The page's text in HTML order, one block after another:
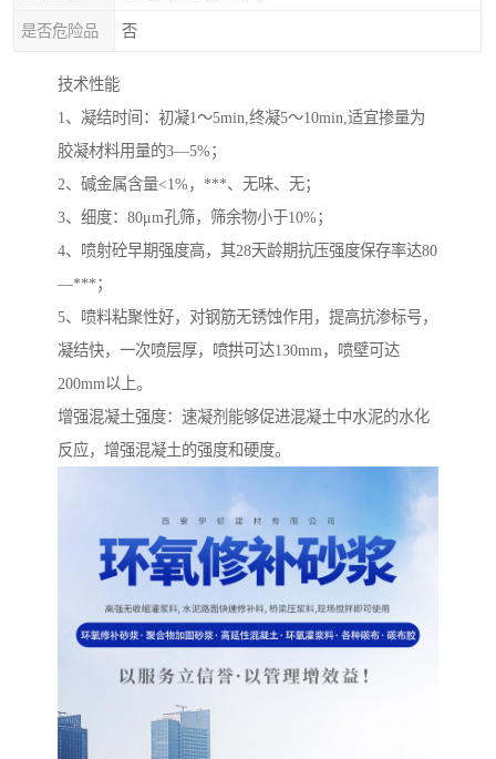
是否危险品 否
技术性能
1、凝结时间：初凝1～5min,终凝5～10min,适宜掺量为
胶凝材料用量的3—5%；
2、碱金属含量<1%，***、无味、无；
3、细度：80μm孔筛，筛余物小于10%；
4、喷射砼早期强度高，其28天龄期抗压强度保存率达80
—***；
5、喷料粘聚性好，对钢筋无锈蚀作用，提高抗渗标号，
凝结快，一次喷层厚，喷拱可达130mm，喷壁可达
200mm以上。
增强混凝土强度：速凝剂能够促进混凝土中水泥的水化
反应，增强混凝土的强度和硬度。